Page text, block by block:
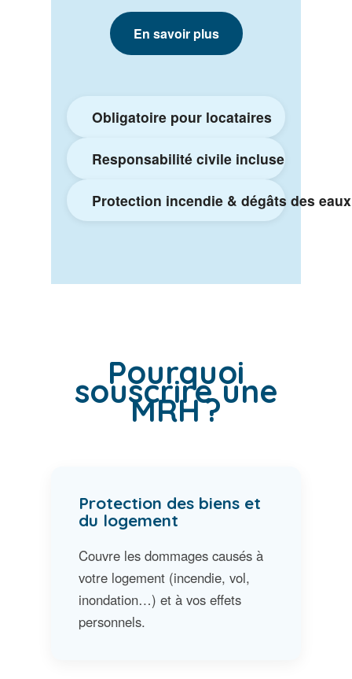
En savoir plus
Obligatoire pour locataires
Responsabilité civile incluse
Protection incendie & dégâts des eaux
Pourquoi
souscrire une
MRH ?
Protection des biens et
du logement
Couvre les dommages causés à
votre logement (incendie, vol,
inondation…) et à vos effets
personnels.